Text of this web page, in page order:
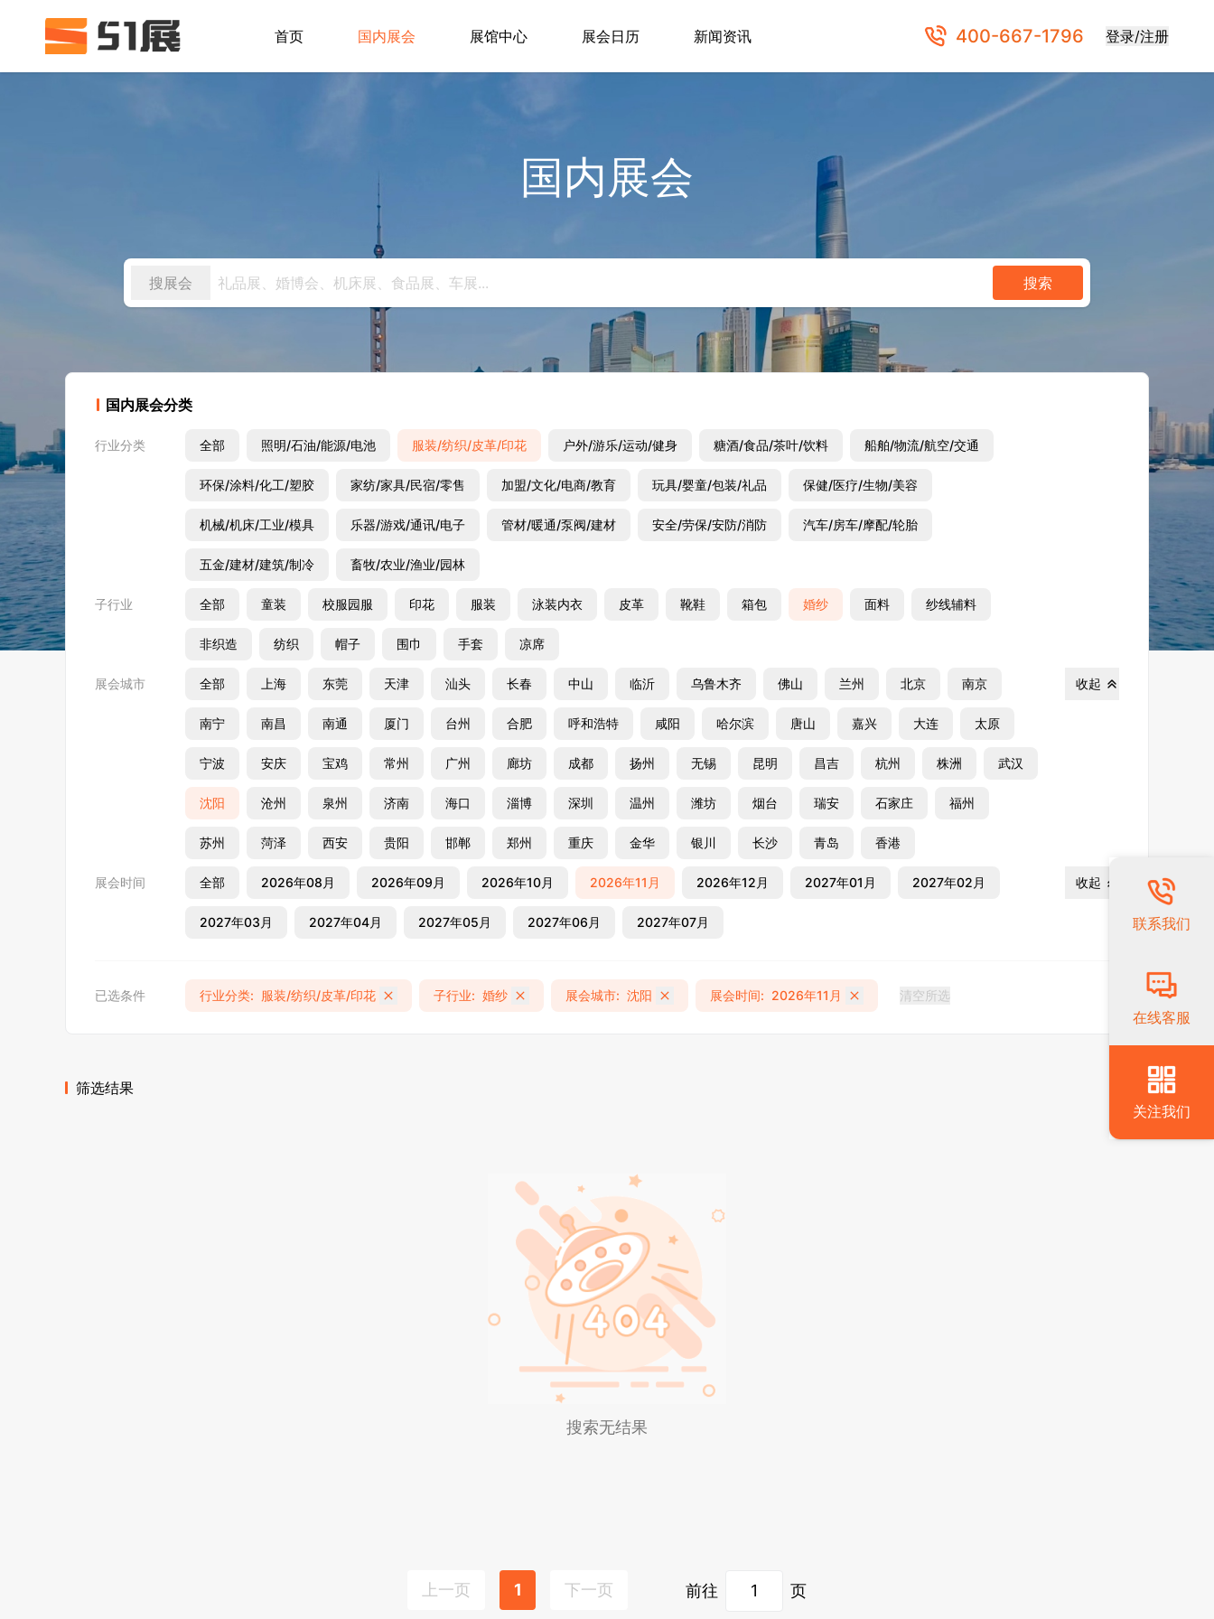
首页 国内展会 展馆中心 展会日历 新闻资讯 400-667-1796 登录/注册
国内展会
搜展会 搜索
国内展会分类
行业分类 全部 照明/石油/能源/电池 服装/纺织/皮革/印花 户外/游乐/运动/健身 糖酒/食品/茶叶/饮料 船舶/物流/航空/交通
环保/涂料/化工/塑胶 家纺/家具/民宿/零售 加盟/文化/电商/教育 玩具/婴童/包装/礼品 保健/医疗/生物/美容
机械/机床/工业/模具 乐器/游戏/通讯/电子 管材/暖通/泵阀/建材 安全/劳保/安防/消防 汽车/房车/摩配/轮胎
五金/建材/建筑/制冷 畜牧/农业/渔业/园林
子行业 全部 童装 校服园服 印花 服装 泳装内衣 皮革 靴鞋 箱包 婚纱 面料 纱线辅料
非织造 纺织 帽子 围巾 手套 凉席
展会城市 全部 上海 东莞 天津 汕头 长春 中山 临沂 乌鲁木齐 佛山 兰州 北京 南京
南宁 南昌 南通 厦门 台州 合肥 呼和浩特 咸阳 哈尔滨 唐山 嘉兴 大连 太原
宁波 安庆 宝鸡 常州 广州 廊坊 成都 扬州 无锡 昆明 昌吉 杭州 株洲 武汉
沈阳 沧州 泉州 济南 海口 淄博 深圳 温州 潍坊 烟台 瑞安 石家庄 福州
苏州 菏泽 西安 贵阳 邯郸 郑州 重庆 金华 银川 长沙 青岛 香港
收起
展会时间 全部 2026年08月 2026年09月 2026年10月 2026年11月 2026年12月 2027年01月 2027年02月
2027年03月 2027年04月 2027年05月 2027年06月 2027年07月
收起
已选条件 行业分类: 服装/纺织/皮革/印花 子行业: 婚纱 展会城市: 沈阳 展会时间: 2026年11月 清空所选
筛选结果
搜索无结果
上一页 1 下一页 前往 页
联系我们
在线客服
关注我们